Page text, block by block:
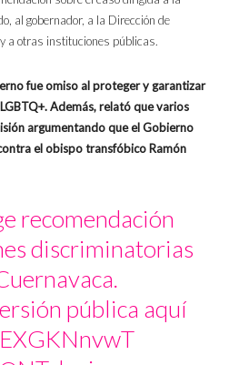
al gobernador, a la Dirección de
a otras instituciones públicas.
fue omiso al proteger y garantizar
Además, relató que varios
argumentando que el Gobierno
el obispo transfóbico Ramón
recomendación
discriminatorias
pública aquí